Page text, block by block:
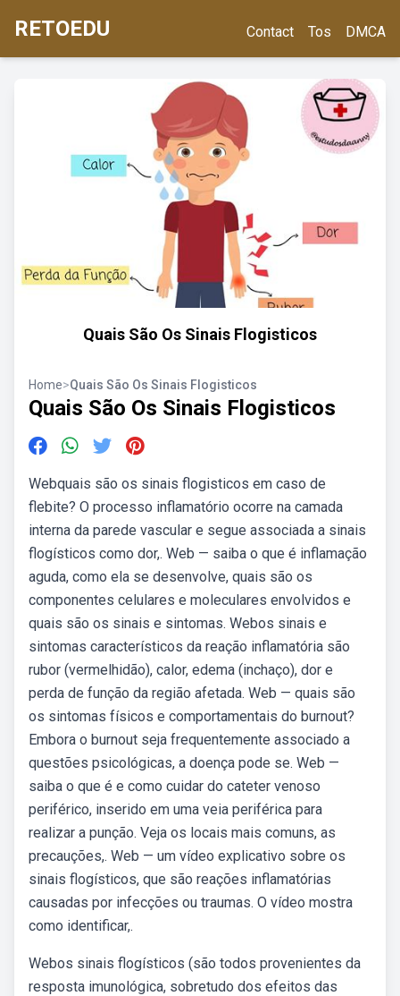
RETOEDU Contact Tos DMCA
Quais São Os Sinais Flogisticos
Home>Quais São Os Sinais Flogisticos
Quais São Os Sinais Flogisticos
Webquais são os sinais flogisticos em caso de
flebite? O processo inflamatório ocorre na camada
interna da parede vascular e segue associada a sinais
flogísticos como dor,. Web — saiba o que é inflamação
aguda, como ela se desenvolve, quais são os
componentes celulares e moleculares envolvidos e
quais são os sinais e sintomas. Webos sinais e
sintomas característicos da reação inflamatória são
rubor (vermelhidão), calor, edema (inchaço), dor e
perda de função da região afetada. Web — quais são
os sintomas físicos e comportamentais do burnout?
Embora o burnout seja frequentemente associado a
questões psicológicas, a doença pode se. Web —
saiba o que é e como cuidar do cateter venoso
periférico, inserido em uma veia periférica para
realizar a punção. Veja os locais mais comuns, as
precauções,. Web — um vídeo explicativo sobre os
sinais flogísticos, que são reações inflamatórias
causadas por infecções ou traumas. O vídeo mostra
como identificar,.
Webos sinais flogísticos (são todos provenientes da
resposta imunológica, sobretudo dos efeitos das